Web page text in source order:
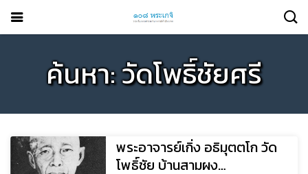
ค้นหา: วัดโพธิ์ชัยศรี
พระอาจารย์เกิ่ง อธิมุตตโก วัด
โพธิ์ชัย บ้านสามผง